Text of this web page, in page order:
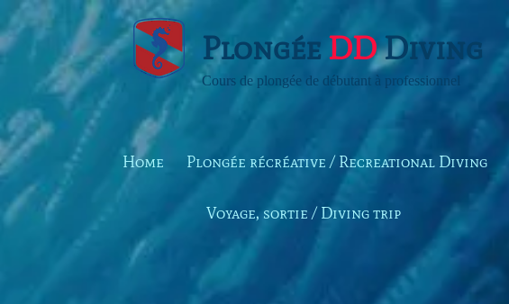
Plongée DDDiving
Cours de plongée de débutant à professionnel
Home Plongée récréative / Recreational Diving
Voyage, sortie / Diving trip